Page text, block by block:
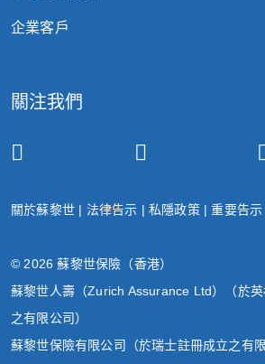
企業客戶
關注我們
關於蘇黎世 | 法律告示 |私隱政策|重要告示
© 2026 蘇黎世保險（香港）
蘇黎世人壽（Zurich Assurance Ltd）（於
之有限公司）
蘇黎世保險有限公司（於瑞士註冊成立之有限